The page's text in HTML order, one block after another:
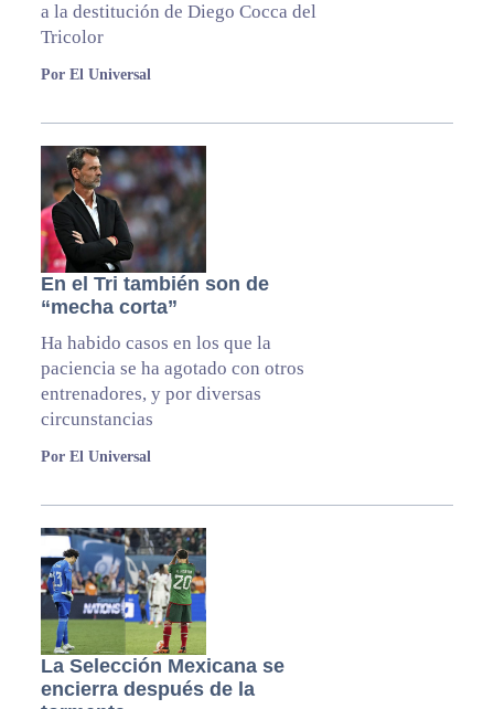
a la destitución de Diego Cocca del
Tricolor
Por El Universal
En el Tri también son de
“mecha corta”
Ha habido casos en los que la
paciencia se ha agotado con otros
entrenadores, y por diversas
circunstancias
Por El Universal
La Selección Mexicana se
encierra después de la